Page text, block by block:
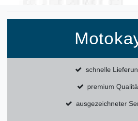
schnelle
premium
ausgezeichneter